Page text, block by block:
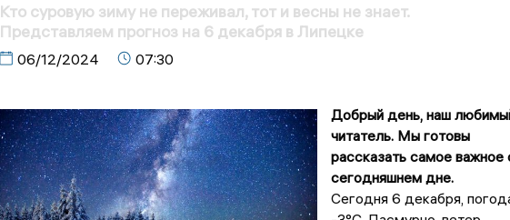
Кто суровую зиму не переживал, тот и весны не знает.
Представляем прогноз на 6 декабря в Липецке
06/12/2024 07:30
Добрый день, наш
читатель. Мы готовы
рассказать самое важное
сегодняшнем дне.
Сегодня 6 декабря,